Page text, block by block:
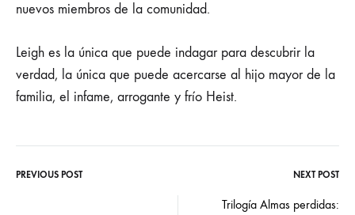
nuevos miembros de la comunidad.
Leigh es la única que puede indagar para descubrir la
verdad, la única que puede acercarse al hijo mayor de la
familia, el infame, arrogante y frío Heist.
PREVIOUS POST NEXT POST
Trilogía Almas perdidas: